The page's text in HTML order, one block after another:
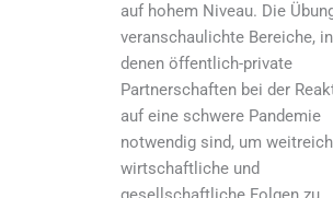
auf hohem Niveau. Die
veranschaulichte Bereiche, in
denen öffentlich-private
Partnerschaften bei der
auf eine schwere Pandemie
notwendig sind, um
wirtschaftliche und